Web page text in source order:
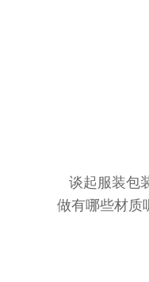
谈起服装包
做有哪些材质